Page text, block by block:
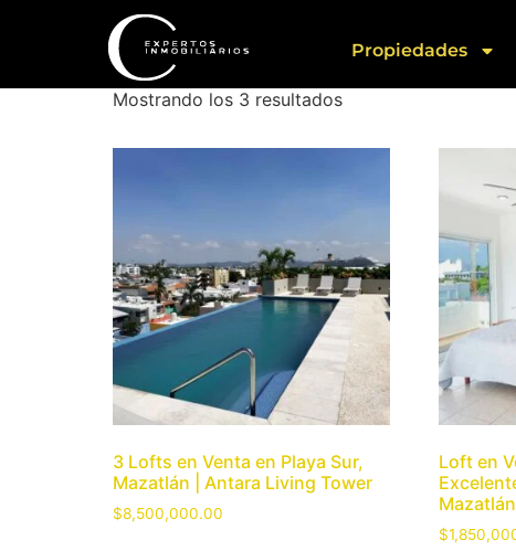
Propiedades
Loft
Mostrando los 3 resultados
3 Lofts en Venta en Playa Sur,
Mazatlán | Antara Living Tower
$8,500,000.00
Loft en
Mazatlán
$